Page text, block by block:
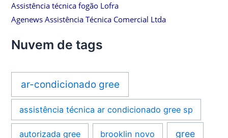
Assistência técnica fogão Lofra
Agenews Assistência Técnica Comercial Ltda
Nuvem de tags
ar-condicionado gree
assistência técnica ar condicionado gree sp
autorizada gree brooklin novo gree